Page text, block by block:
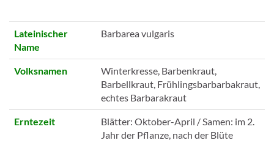
Lateinischer
Name
Barbarea vulgaris
Volksnamen
Winterkresse, Barbenkraut,
Barbellkraut, Frühlingsbarbarbakraut,
echtes Barbarakraut
Erntezeit
Blätter: Oktober-April / Samen: im 2.
Jahr der Pflanze, nach der Blüte